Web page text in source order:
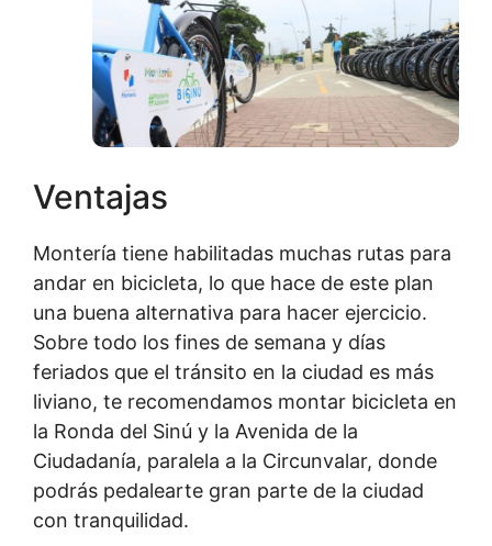
Ventajas
Montería tiene habilitadas muchas rutas para
andar en bicicleta, lo que hace de este plan
una buena alternativa para hacer ejercicio.
Sobre todo los fines de semana y días
feriados que el tránsito en la ciudad es más
liviano, te recomendamos montar bicicleta en
la Ronda del Sinú y la Avenida de la
Ciudadanía, paralela a la Circunvalar, donde
podrás pedalearte gran parte de la ciudad
con tranquilidad.